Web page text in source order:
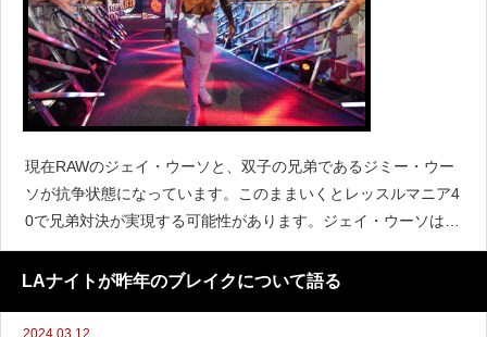
現在RAWのジェイ・ウーソと、双子の兄弟であるジミー・ウー
ソが抗争状態になっています。このままいくとレッスルマニア4
0で兄弟対決が実現する可能性があります。ジェイ・ウーソは
『Tim & Eli on Battleground,』のインタビューで、ジミーとレッ
スルマニアで戦う可能性につ
LAナイトが昨年のブレイクについて語る